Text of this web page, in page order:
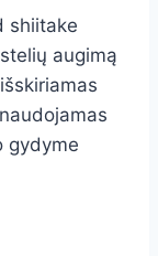
shiitake
augimą
gydyme